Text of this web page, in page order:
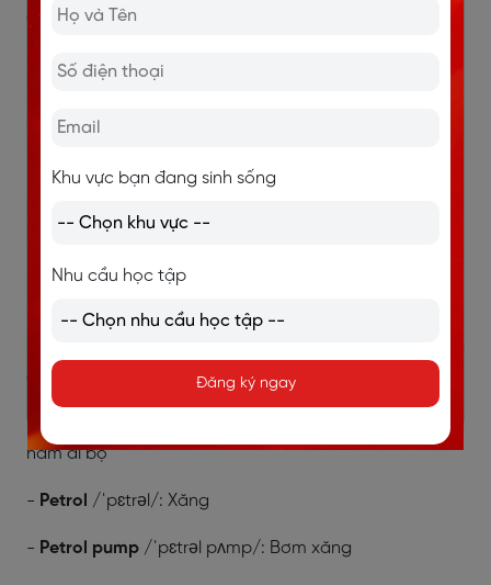
đỗ xe nhiều tầng
Oil/ɔɪl/: Dầu
đường cho người đi bộ
hầm đi bộ
- Petrol /ˈpɛtrəl/: Xăng
- Petrol pump /ˈpɛtrəl pʌmp/: Bơm xăng
Khu vực bạn đang sinh sống
Nhu cầu học tập
Đăng ký ngay